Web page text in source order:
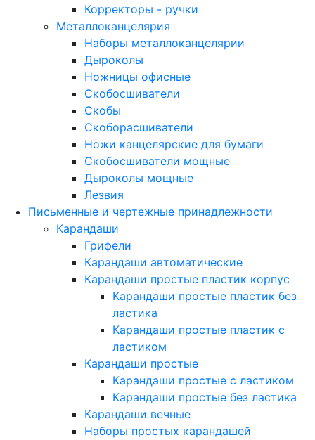
Корректоры - ручки
Металлоканцелярия
Наборы металлоканцелярии
Дыроколы
Ножницы офисные
Скобосшиватели
Скобы
Скоборасшиватели
Ножи канцелярские для бумаги
Скобосшиватели мощные
Дыроколы мощные
Лезвия
Письменные и чертежные принадлежности
Карандаши
Грифели
Карандаши автоматические
Карандаши простые пластик корпус
Карандаши простые пластик без
ластика
Карандаши простые пластик с
ластиком
Карандаши простые
Карандаши простые с ластиком
Карандаши простые без ластика
Карандаши вечные
Наборы простых карандашей